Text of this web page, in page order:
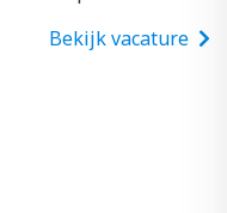
Bekijk vacature